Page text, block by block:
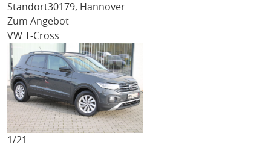
Standort30179, Hannover
Zum Angebot
VW T-Cross
1/21